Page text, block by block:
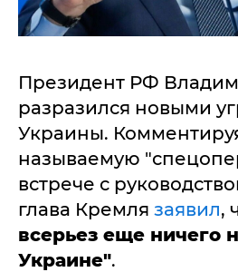
Президент РФ
разразился новыми
Украины.
называемую
встрече с
глава Кремля заявил,
всерьез еще ничего
Украине".